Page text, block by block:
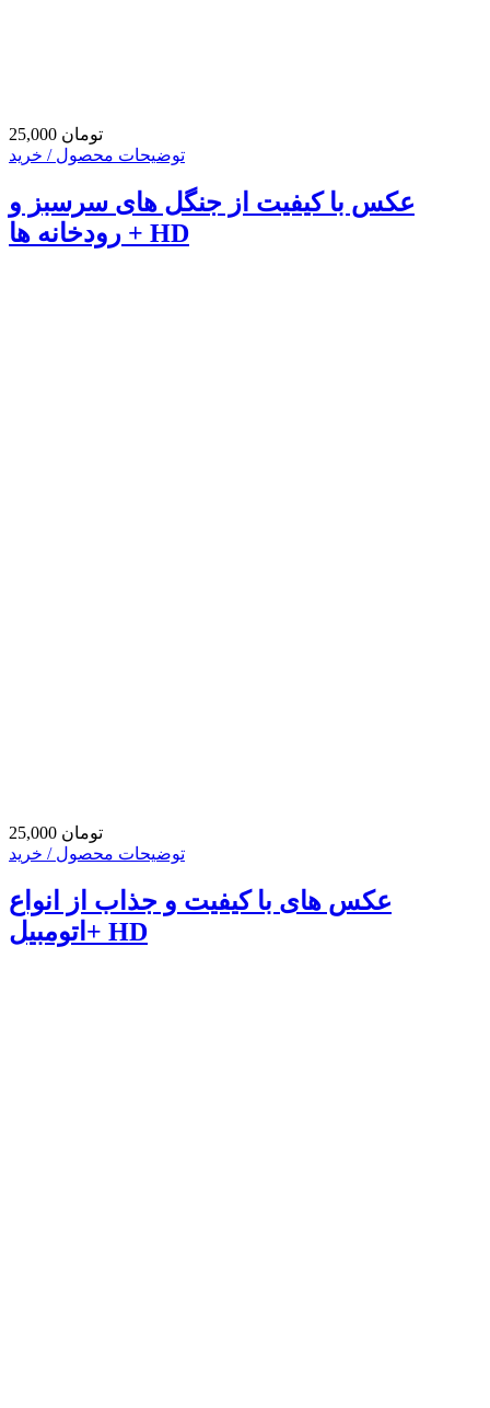
25,000 تومان
توضیحات محصول / خرید
عکس با کیفیت از جنگل های سرسبز و
رودخانه ها + HD
25,000 تومان
توضیحات محصول / خرید
عکس های با کیفیت و جذاب از انواع
اتومبیل+ HD